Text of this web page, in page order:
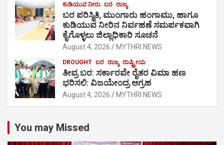
ಕುಡಿಯುವ ನೀರು ಬರ ರಾಜ್ಯ
ಬರ ಪರಿಸ್ಥಿತಿ, ಮುಂಗಾರು ಹಂಗಾಮು, ಹಾಗೂ
ಕುಡಿಯುವ ನೀರಿನ ನಿರ್ವಹಣೆ ಸಮರ್ಪಕವಾಗಿ
ಕೈಗೊಳ್ಳಲು ಜಿಲ್ಲಾಧಿಕಾರಿ ಸೂಚನೆ
August 4, 2026 MYTHRI NEWS
DROUGHT ಬರ ರಾಜ್ಯ ರಾಷ್ಟ್ರೀಯ
ತೀವ್ರ ಬರ: ಸರ್ಕಾರವೇ ರೈತರ ವಿಮಾ ಹಣ
ಭರಿಸಲಿ: ವಿಜಯೇಂದ್ರ ಆಗ್ರಹ
August 4, 2026 MYTHRI NEWS
You may Missed